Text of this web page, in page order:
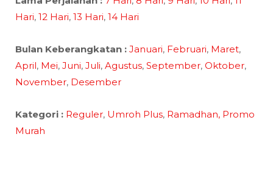
Hari, 12 Hari, 13 Hari, 14 Hari
Bulan Keberangkatan : Januari, Februari, Maret,
April, Mei, Juni, Juli, Agustus, September, Oktober,
November, Desember
Kategori : Reguler, Umroh Plus, Ramadhan, Promo
Murah